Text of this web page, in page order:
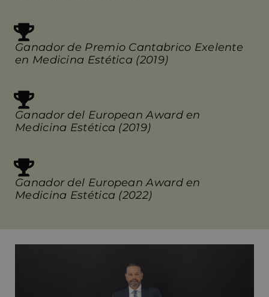
Ganador de Premio Cantabrico Exelente
en Medicina Estética (2019)
Ganador del European Award en
Medicina Estética (2019)
Ganador del European Award en
Medicina Estética (2022)